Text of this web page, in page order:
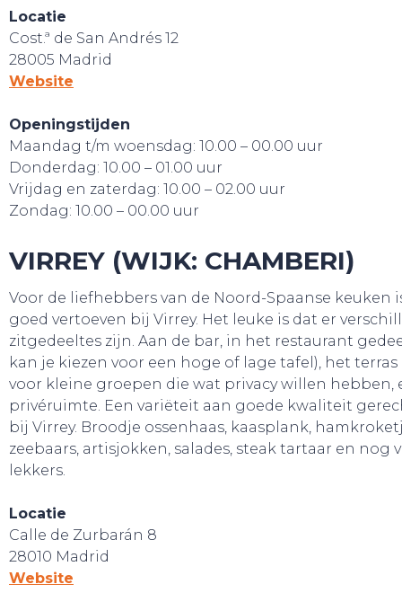
BELEEF!
Locatie
Cost.ª de San Andrés 12
28005 Madrid
Website
Openingstijden
Maandag t/m woensdag: 10.00 – 00.00 uur
Donderdag: 10.00 – 01.00 uur
Vrijdag en zaterdag: 10.00 – 02.00 uur
Zondag: 10.00 – 00.00 uur
VIRREY (WIJK: CHAMBERI)
Voor de liefhebbers van de Noord-Spaanse keuken
goed vertoeven bij Virrey. Het leuke is dat er
zitgedeeltes zijn. Aan de bar, in het restaurant
kan je kiezen voor een hoge of lage tafel), het terras
voor kleine groepen die wat privacy willen hebben,
privéruimte. Een variëteit aan goede kwaliteit
bij Virrey. Broodje ossenhaas, kaasplank,
zeebaars, artisjokken, salades, steak tartaar en nog
lekkers.
Locatie
Calle de Zurbarán 8
28010 Madrid
Website